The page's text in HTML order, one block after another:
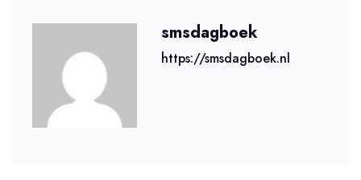
smsdagboek
https://smsdagboek.nl